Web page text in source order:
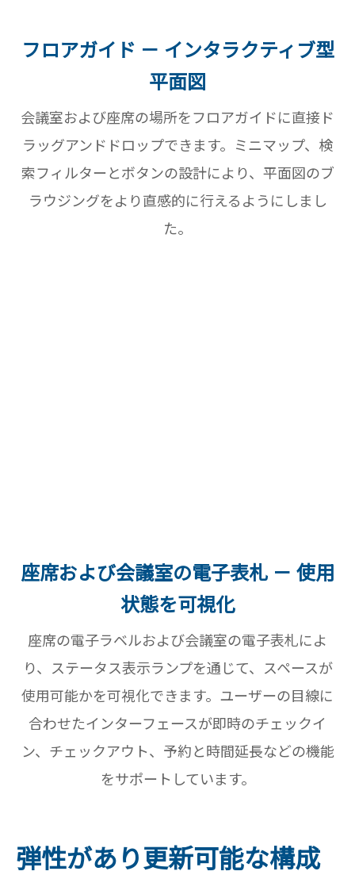
フロアガイド － インタラクティブ型
平面図
会議室および座席の場所をフロアガイドに直接ド
ラッグアンドドロップできます。ミニマップ、検
索フィルターとボタンの設計により、平面図のブ
ラウジングをより直感的に行えるようにしまし
た。
座席および会議室の電子表札 － 使用
状態を可視化
座席の電子ラベルおよび会議室の電子表札によ
り、ステータス表示ランプを通じて、スペースが
使用可能かを可視化できます。ユーザーの目線に
合わせたインターフェースが即時のチェックイ
ン、チェックアウト、予約と時間延長などの機能
をサポートしています。
弾性があり更新可能な構成